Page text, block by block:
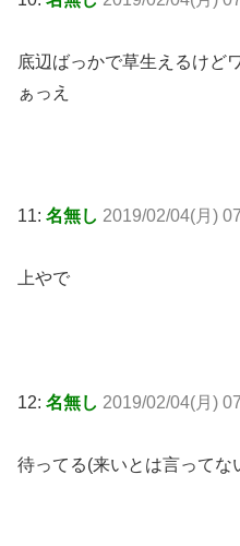
底辺ばっかで草生えるけど
ぁっえ
11: 名無し 2019/02/04(月)
上やで
12: 名無し 2019/02/04(月)
待ってる(来いとは言ってな